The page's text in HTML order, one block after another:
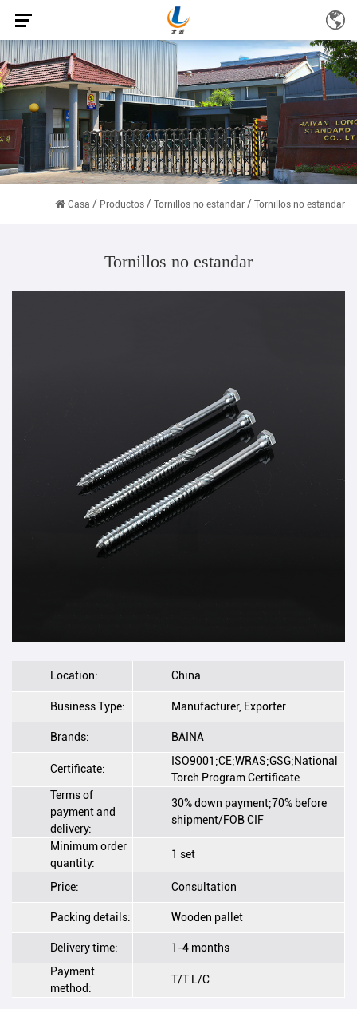
Casa / Productos / Tornillos no estandar / Tornillos no estandar
Tornillos no estandar
Location: China
Business Type: Manufacturer, Exporter
Brands: BAINA
Certificate:
ISO9001;CE;WRAS;GSG;National
Torch Program Certificate
Terms of
payment and
delivery:
30% down payment;70% before
shipment/FOB CIF
Minimum order
quantity:
1 set
Price: Consultation
Packing details: Wooden pallet
Delivery time:
1-4 months
Payment
method:
T/T L/C